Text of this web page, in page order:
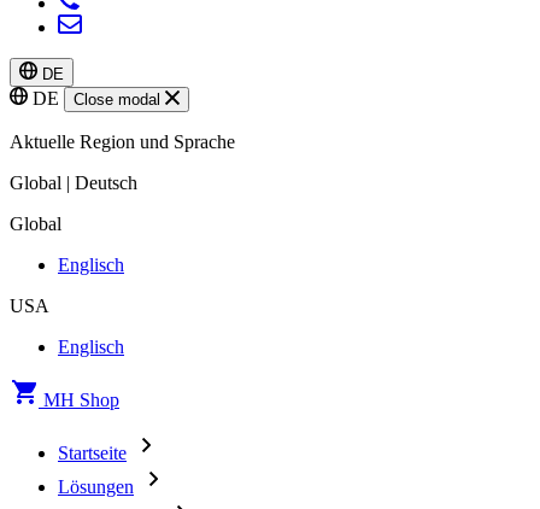
DE
DE Close modal
Aktuelle Region und Sprache
Global | Deutsch
Global
Englisch
USA
Englisch
MH Shop
Startseite
Lösungen